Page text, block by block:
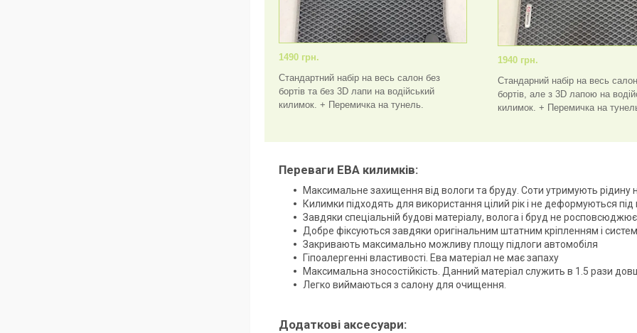
1490 грн.
Стандартний набір на весь салон без
бортів та без 3D лапи на водійський
килимок. + Перемичка на тунель.
1940 грн.
Стандарний набір на весь
бортів, але з 3D лапою на
килимок. + Перемичка на
Переваги ЕВА килимків:
Максимальне захищення від вологи та бруду. Соти утримують рідину
Килимки підходять для використання цілий рік і не деформуються
Завдяки спеціальній будові матеріалу, волога і бруд не
Добре фіксуються завдяки оригінальним штатним кріпленням і
Закривають максимально можливу площу підлоги автомобіля
Гіпоалергенні властивості. Ева матеріал не має запаху
Максимальна зносостійкість. Данний матеріал служить в 1.5 рази
Легко виймаються з салону для очищення.
Додаткові аксесуари: